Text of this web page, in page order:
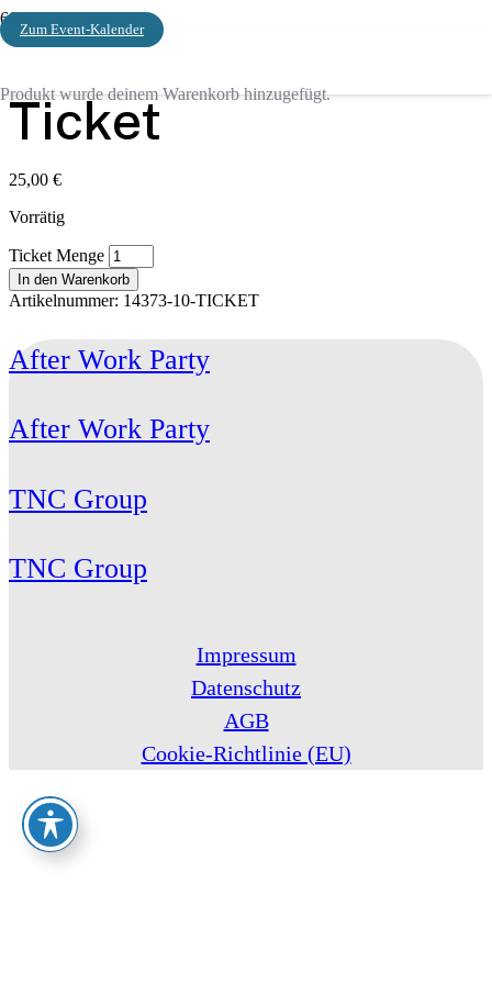
Zum Event-Kalender
Produktwurde deinem Warenkorb hinzugefügt.
Start/ Ticket
Ticket
25,00 €
Vorrätig
Ticket Menge
In den Warenkorb
Artikelnummer: 14373-10-TICKET
After Work Party
After Work Party
TNC Group
TNC Group
Impressum
Datenschutz
AGB
Cookie-Richtlinie (EU)